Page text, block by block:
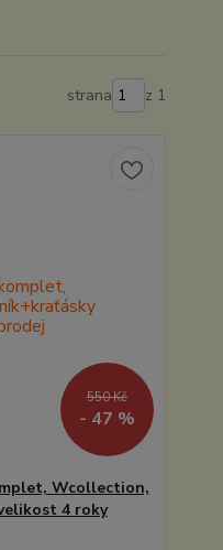
strana z 1
550 Kč
- 47 %
Wcollection,
4 roky